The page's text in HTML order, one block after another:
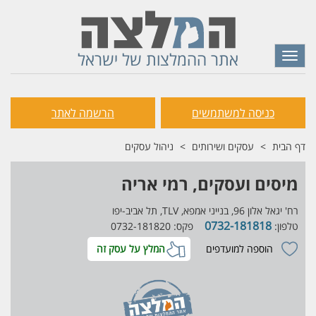
אתר ההמלצות של ישראל
Toggle
navigation
כניסה למשתמשים הרשמה לאתר
דף הבית עסקים ושירותים ניהול עסקים
מיסים ועסקים, רמי אריה
רח' יגאל אלון 96, בנייני אמפא, TLV, תל אביב-יפו
טלפון: 0732-181818
פקס: 0732-181820
הוספה למועדפים
המלץ על עסק זה